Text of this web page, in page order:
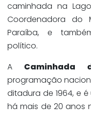
caminhada na
Coordenadora do
Paraíba, e
político.
A Caminhada
programação
ditadura de 1964, e
há mais de 20 anos